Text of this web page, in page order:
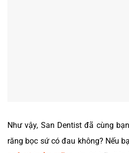
Như vậy, San Dentist đã cùng
răng bọc sứ có đau không? Nếu